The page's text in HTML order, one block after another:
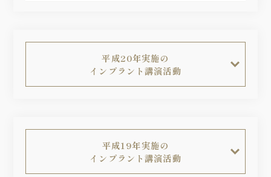
平成20年実施の
インプラント講演活動
平成19年実施の
インプラント講演活動